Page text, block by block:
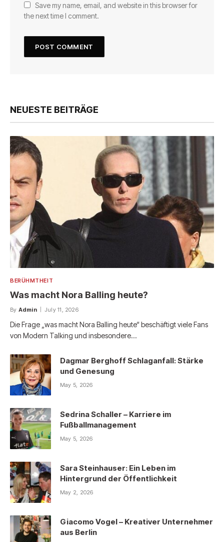
Save my name, email, and website in this browser for
the next time I comment.
NEUESTE BEITRÄGE
BERÜHMTHEIT
Was macht Nora Balling heute?
By Admin July 11, 2026
Die Frage „was macht Nora Balling heute“ beschäftigt viele Fans
von Modern Talking und insbesondere…
Dagmar Berghoff Schlaganfall: Stärke
und Genesung
May 5, 2026
Sedrina Schaller – Karriere im
Fußballmanagement
May 5, 2026
Sara Steinhauser: Ein Leben im
Hintergrund der Öffentlichkeit
May 2, 2026
Giacomo Vogel – Kreativer Unternehmer
aus Berlin